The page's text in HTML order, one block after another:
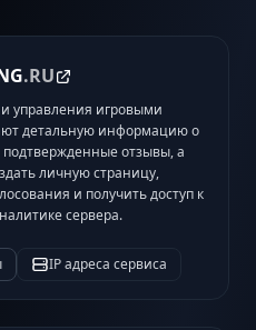
.RU
управления игровыми
детальную информацию о
отзывы, а
личную страницу,
и получить доступ к
сервера.
IP адреса сервиса